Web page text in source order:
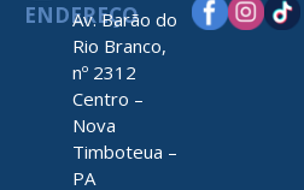
ENDEREÇO
Av. Barão do
Rio Branco,
nº 2312
Centro –
Nova
Timboteua –
PA